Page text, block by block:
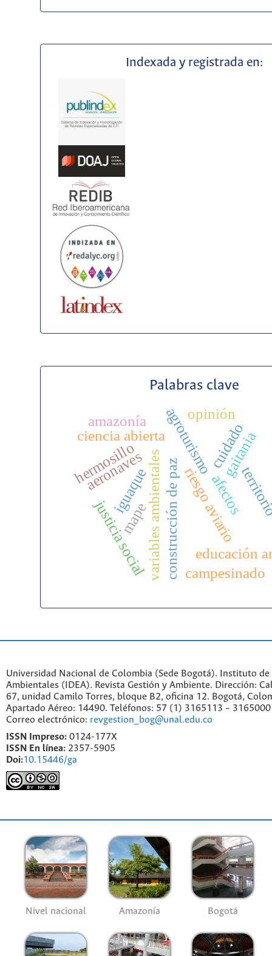
Indexada y registrada en:
Palabras clave
variables ambientales riesgo aviario
aeronaves gaitania
agroturismo
construcción de paz educación
ciencia abierta
justicia social
cuidado
afectos
iguaque
opinión
amazonía
campesinado
hermosillo
mape
Universidad Nacional de Colombia (Sede Bogotá). Instituto de
Ambientales (IDEA). Revista Gestión y Ambiente. Dirección:
67, unidad Camilo Torres, bloque B2, oficina 12. Bogotá,
Apartado Aéreo: 14490. Teléfonos: 57 (1) 3165113 –
Correo electrónico: revgestion_bog@unal.edu.co
ISSN Impreso: 0124-177X
ISSN En línea: 2357-5905
Doi:10.15446/ga
Nivel nacional Amazonía Bogotá